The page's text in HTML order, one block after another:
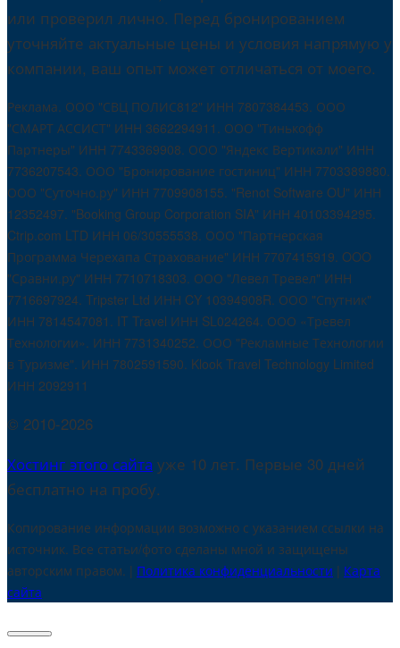
или проверил лично. Перед бронированием
уточняйте актуальные цены и условия напрямую у
компании, ваш опыт может отличаться от моего.
Реклама. ООО "СВЦ ПОЛИС812" ИНН 7807384453. ООО
"СМАРТ АССИСТ" ИНН 3662294911. ООО "Тинькофф
Партнеры" ИНН 7743369908. ООО "Яндекс Вертикали" ИНН
7736207543. ООО "Бронирование гостиниц" ИНН 7703389880.
ООО "Суточно.ру" ИНН 7709908155. "Renot Software OU" ИНН
12352497. "Booking Group Corporation SIA" ИНН 40103394295.
Ctrip.com LTD ИНН 06/30555538. ООО "Партнерская
Программа Черехапа Страхование" ИНН 7707415919. OOO
"Сравни.ру" ИНН 7710718303. ООО "Левел Тревел" ИНН
7716697924. Tripster Ltd ИНН CY 10394908R. ООО "Спутник"
ИНН 7814547081. IT Travel ИНН SL024264. ООО «Тревел
Технологии». ИНН 7731340252. ООО "Рекламные Технологии
в Туризме". ИНН 7802591590. Klook Travel Technology Limited
ИНН 2092911
© 2010-2026
Хостинг этого сайта уже 10 лет. Первые 30 дней
бесплатно на пробу.
Копирование информации возможно с указанием ссылки на
источник. Все статьи/фото сделаны мной и защищены
авторским правом. | Политика конфиденциальности | Карта
сайта